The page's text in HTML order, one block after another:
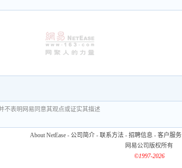
不表明网易同意其观点或证实其描述
About NetEase - 公司简介 - 联系方法 - 招聘信息 - 客户服务
网易公司版权所有
©1997-2026